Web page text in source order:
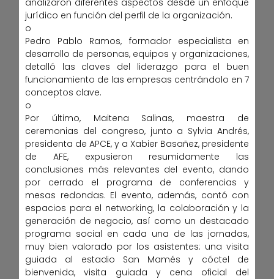
jurídico en función del perfil de la organización.
o
Pedro Pablo Ramos, formador especialista en
desarrollo de personas, equipos y organizaciones,
detalló las claves del liderazgo para el buen
funcionamiento de las empresas centrándolo en 7
conceptos clave.
o
Por último, Maitena Salinas, maestra de
ceremonias del congreso, junto a Sylvia Andrés,
presidenta de APCE, y a Xabier Basañez, presidente
de AFE, expusieron resumidamente las
conclusiones más relevantes del evento, dando
por cerrado el programa de conferencias y
mesas redondas. El evento, además, contó con
espacios para el networking, la colaboración y la
generación de negocio, así como un destacado
programa social en cada una de las jornadas,
muy bien valorado por los asistentes: una visita
guiada al estadio San Mamés y cóctel de
bienvenida, visita guiada y cena oficial del